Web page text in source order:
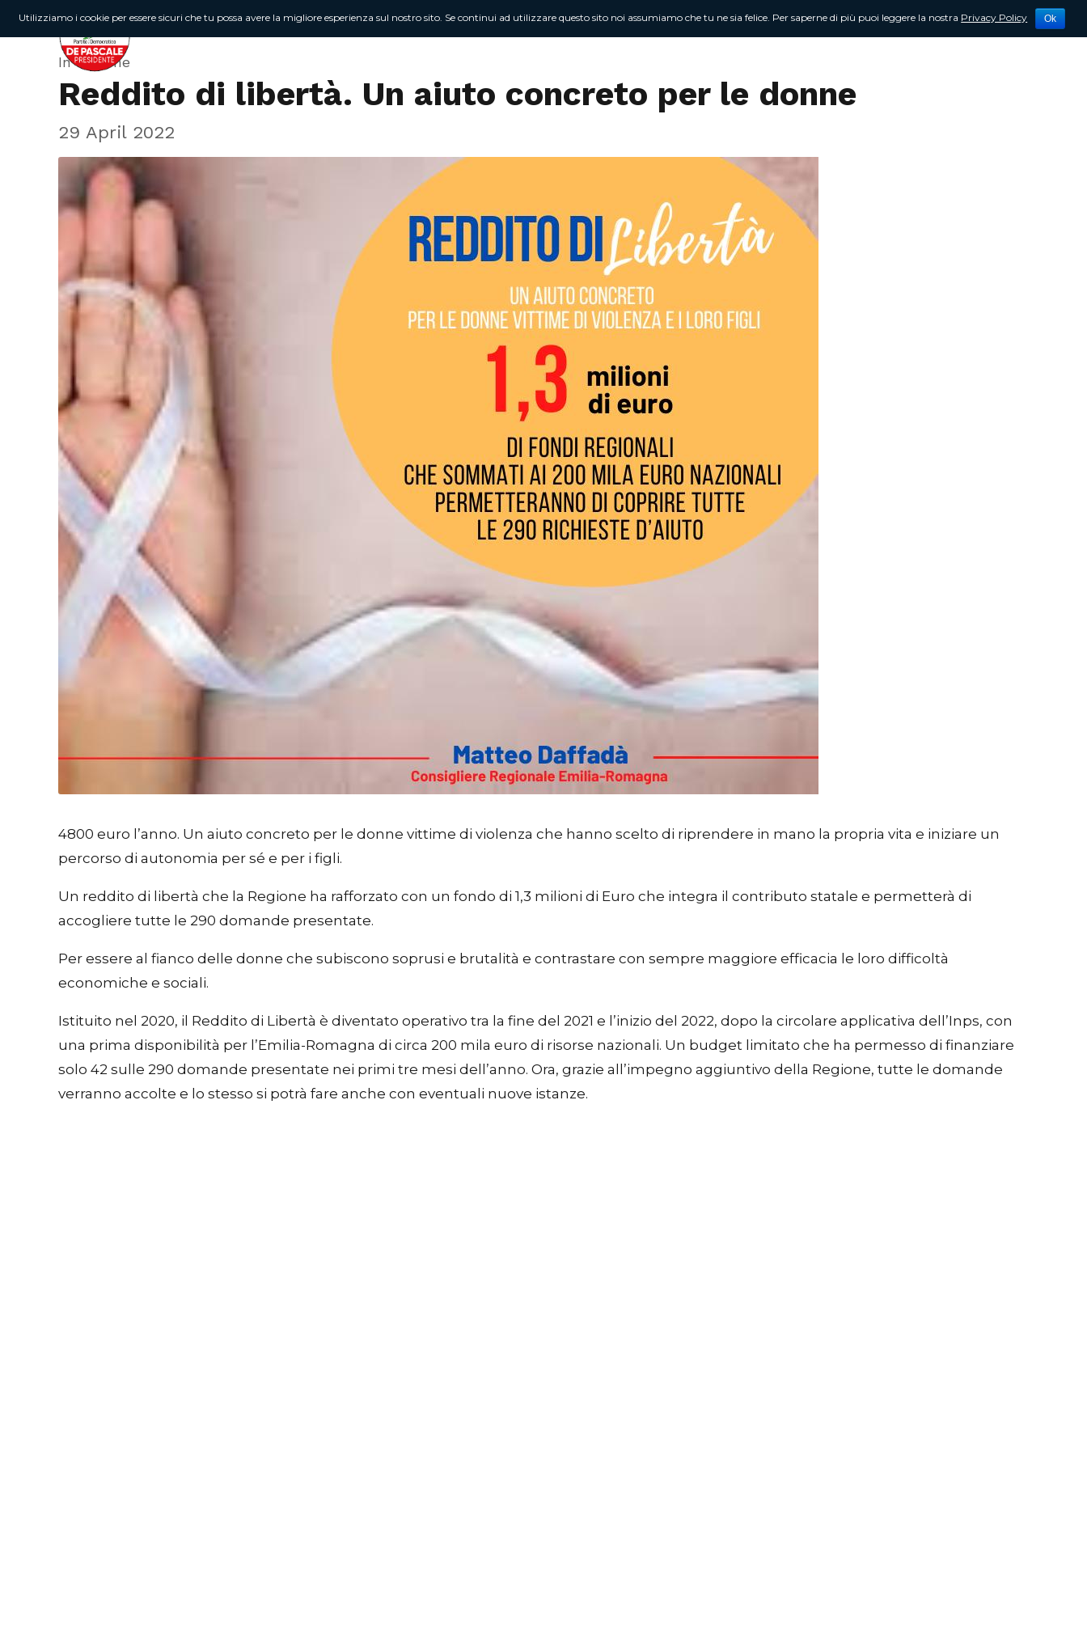
Chi sono Attività Newsletter Contattami
In Regione
Reddito di libertà. Un aiuto concreto per le donne
29 April 2022
4800 euro l’anno. Un aiuto concreto per le donne vittime di violenza che hanno scelto di riprendere in mano la propria vita e iniziare un
percorso di autonomia per sé e per i figli.
Un reddito di libertà che la Regione ha rafforzato con un fondo di 1,3 milioni di Euro che integra il contributo statale e permetterà di
accogliere tutte le 290 domande presentate.
Per essere al fianco delle donne che subiscono soprusi e brutalità e contrastare con sempre maggiore efficacia le loro difficoltà
economiche e sociali.
Istituito nel 2020, il Reddito di Libertà è diventato operativo tra la fine del 2021 e l’inizio del 2022, dopo la circolare applicativa dell’Inps, con
una prima disponibilità per l’Emilia-Romagna di circa 200 mila euro di risorse nazionali. Un budget limitato che ha permesso di finanziare
solo 42 sulle 290 domande presentate nei primi tre mesi dell’anno. Ora, grazie all’impegno aggiuntivo della Regione, tutte le domande
verranno accolte e lo stesso si potrà fare anche con eventuali nuove istanze.
Utilizziamo i cookie per essere sicuri che tu possa avere la migliore esperienza sul nostro sito. Se continui ad utilizzare questo sito noi assumiamo che tu ne sia felice. Per saperne di più puoi leggere la nostra Privacy Policy Ok